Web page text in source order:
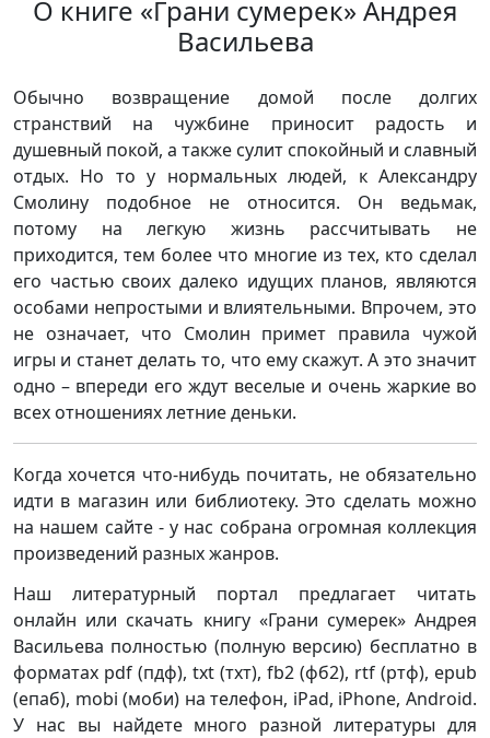
О книге «Грани сумерек» Андрея
Васильева
Обычно возвращение домой после долгих
странствий на чужбине приносит радость и
душевный покой, а также сулит спокойный и славный
отдых. Но то у нормальных людей, к Александру
Смолину подобное не относится. Он ведьмак,
потому на легкую жизнь рассчитывать не
приходится, тем более что многие из тех, кто сделал
его частью своих далеко идущих планов, являются
особами непростыми и влиятельными. Впрочем, это
не означает, что Смолин примет правила чужой
игры и станет делать то, что ему скажут. А это значит
одно – впереди его ждут веселые и очень жаркие во
всех отношениях летние деньки.
Когда хочется что-нибудь почитать, не обязательно
идти в магазин или библиотеку. Это сделать можно
на нашем сайте - у нас собрана огромная коллекция
произведений разных жанров.
Наш литературный портал предлагает читать
онлайн или скачать книгу «Грани сумерек» Андрея
Васильева полностью (полную версию) бесплатно в
форматах pdf (пдф), txt (тхт), fb2 (фб2), rtf (ртф), epub
(епаб), mobi (моби) на телефон, iPad, iPhone, Android.
У нас вы найдете много разной литературы для